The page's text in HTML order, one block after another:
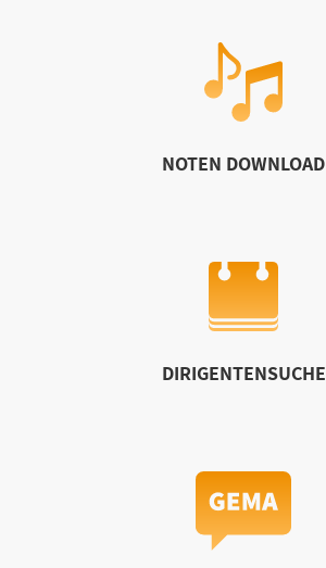
NOTEN DOWNLOAD
DIRIGENTENSUCHE